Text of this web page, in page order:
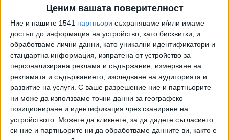
Ценим вашата поверителност
Ние и нашите 1541 партньори съхраняваме и/или имаме
достъп до информация на устройство, като бисквитки, и
обработваме лични данни, като уникални идентификатори и
стандартна информация, изпратена от устройство за
персонализирана реклама и съдържание, измерване на
рекламата и съдържанието, изследване на аудиторията и
развитие на услуги. С ваше разрешение ние и партньорите
ни може да използваме точни данни за географско
позициониране и идентификация чрез сканиране на
устройството. Можете да кликнете, за да дадете съгласието
си ние и партньорите ни да обработваме данните ви, както е
заемането на брега с чадъри и шезлонги без
защитни археологически разпоредби, както и
възпрепятстване на достъпа на плажуващите до морето
чрез поставяне на чадъри и шезлонги на разстояние по-
малко от пет метра от бреговата линия.
Гръцката полиция задържа отговорните за тези
нарушения собственици и временни управители на
плажните заведения.
След масово недоволство на граждани за липсата на